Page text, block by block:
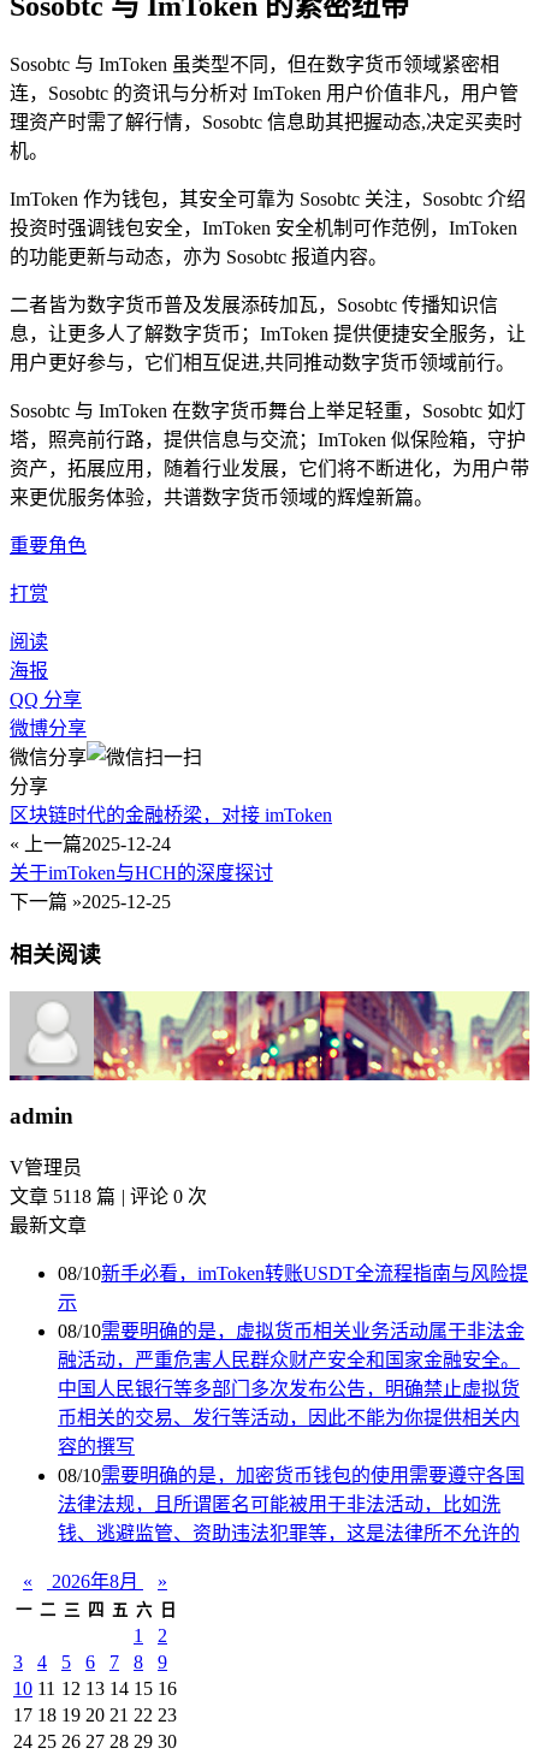
Sosobtc 与 ImToken 虽类型不同，但在数字货币领域紧密相
连，Sosobtc 的资讯与分析对 ImToken 用户价值非凡，用户管
理资产时需了解行情，Sosobtc 信息助其把握动态,决定买卖时
机。
ImToken 作为钱包，其安全可靠为 Sosobtc 关注，Sosobtc 介绍
投资时强调钱包安全，ImToken 安全机制可作范例，ImToken
的功能更新与动态，亦为 Sosobtc 报道内容。
二者皆为数字货币普及发展添砖加瓦，Sosobtc 传播知识信
息，让更多人了解数字货币；ImToken 提供便捷安全服务，让
用户更好参与，它们相互促进,共同推动数字货币领域前行。
Sosobtc 与 ImToken 在数字货币舞台上举足轻重，Sosobtc 如灯
塔，照亮前行路，提供信息与交流；ImToken 似保险箱，守护
资产，拓展应用，随着行业发展，它们将不断进化，为用户带
来更优服务体验，共谱数字货币领域的辉煌新篇。
重要角色
打赏
阅读
海报
QQ 分享
微博分享
微信分享
分享
区块链时代的金融桥梁，对接 imToken
« 上一篇2025-12-24
关于imToken与HCH的深度探讨
下一篇 »2025-12-25
相关阅读
admin
V管理员
文章 5118 篇
评论 0 次
最新文章
08/10新手必看，imToken转账USDT全流程指南与风险提
示
08/10需要明确的是，虚拟货币相关业务活动属于非法金
融活动，严重危害人民群众财产安全和国家金融安全。
中国人民银行等多部门多次发布公告，明确禁止虚拟货
币相关的交易、发行等活动，因此不能为你提供相关内
容的撰写
08/10需要明确的是，加密货币钱包的使用需要遵守各国
法律法规，且所谓匿名可能被用于非法活动，比如洗
钱、逃避监管、资助违法犯罪等，这是法律所不允许的
« 2026年8月 »
一 二 三 四 五 六 日
1
2
3
4 5 6 7 8
9
10 11 12 13 14 15 16
17 18 19 20 21 22 23
24 25 26 27 28 29 30